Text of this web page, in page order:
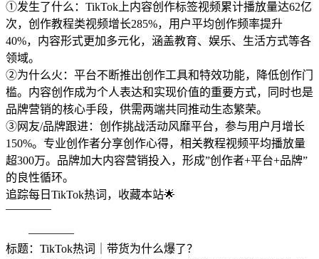
①发生了什么：TikTok上内容创作标签视频累计播放量达62亿
次，创作教程类视频增长285%，用户平均创作频率提升
40%，内容形式更加多元化，涵盖教育、娱乐、生活方式等各
领域。
②为什么火：平台不断推出创作工具和特效功能，降低创作门
槛。内容创作成为个人表达和实现价值的重要方式，同时也是
品牌营销的核心手段，供需两端共同推动生态繁荣。
③网友/品牌跟进：创作挑战活动风靡平台，参与用户月增长
150%。专业创作者分享创作心得，相关教程视频平均播放量
超300万。品牌加大内容营销投入，形成”创作者+平台+品牌”
的良性循环。
追踪每日TikTok热词，收藏本站🌟
————
————
标题：TikTok热词｜带货为什么爆了？